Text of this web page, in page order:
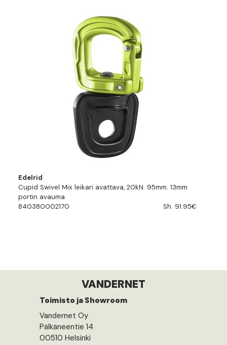
Edelrid
Cupid Swivel Mix leikari avattava, 20kN. 95mm. 13mm
portin avauma
840380002170
Sh. 91.95€
VANDERNET
Toimisto ja Showroom
Vandernet Oy
Pälkäneentie 14
00510 Helsinki